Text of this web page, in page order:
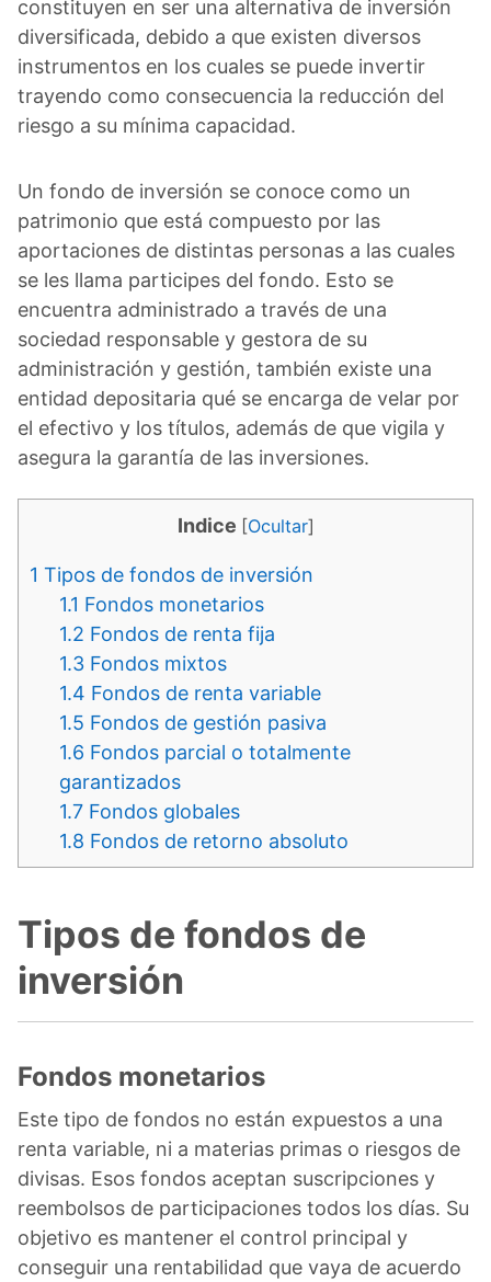
constituyen en ser una alternativa de inversión
diversificada, debido a que existen diversos
instrumentos en los cuales se puede invertir
trayendo como consecuencia la reducción del
riesgo a su mínima capacidad.
Un fondo de inversión se conoce como un
patrimonio que está compuesto por las
aportaciones de distintas personas a las cuales
se les llama participes del fondo. Esto se
encuentra administrado a través de una
sociedad responsable y gestora de su
administración y gestión, también existe una
entidad depositaria qué se encarga de velar por
el efectivo y los títulos, además de que vigila y
asegura la garantía de las inversiones.
Indice [Ocultar]
1 Tipos de fondos de inversión
1.1 Fondos monetarios
1.2 Fondos de renta fija
1.3 Fondos mixtos
1.4 Fondos de renta variable
1.5 Fondos de gestión pasiva
1.6 Fondos parcial o totalmente
garantizados
1.7 Fondos globales
1.8 Fondos de retorno absoluto
Tipos de fondos de
inversión
Fondos monetarios
Este tipo de fondos no están expuestos a una
renta variable, ni a materias primas o riesgos de
divisas. Esos fondos aceptan suscripciones y
reembolsos de participaciones todos los días. Su
objetivo es mantener el control principal y
conseguir una rentabilidad que vaya de acuerdo